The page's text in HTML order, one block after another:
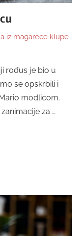
iz magarece klupe
rođus je bio u
se opskrbili i
modlicom.
za …